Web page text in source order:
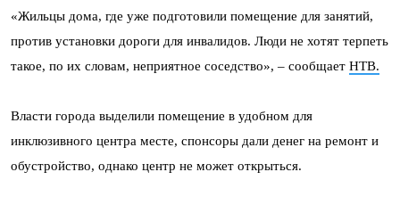
«Жильцы дома, где уже подготовили помещение для занятий,
против установки дороги для инвалидов. Люди не хотят терпеть
такое, по их словам, неприятное соседство», – сообщает НТВ.
Власти города выделили помещение в удобном для
инклюзивного центра месте, спонсоры дали денег на ремонт и
обустройство, однако центр не может открыться.